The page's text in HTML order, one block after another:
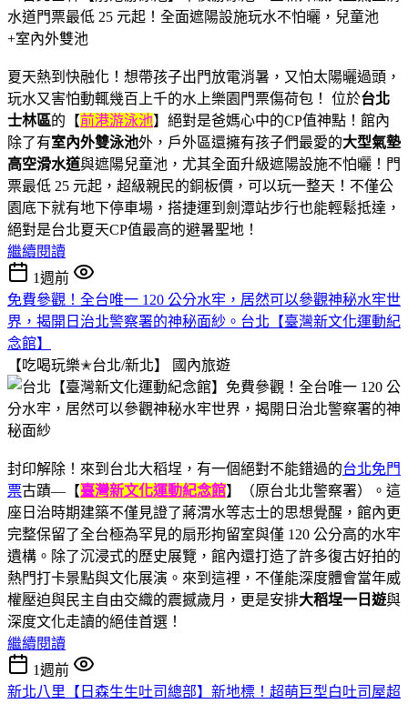
夏天熱到快融化！想帶孩子出門放電消暑，又怕太陽曬過頭，
玩水又害怕動輒幾百上千的水上樂園門票傷荷包！ 位於台北
士林區的【前港游泳池】絕對是爸媽心中的CP值神點！館內
除了有室內外雙泳池外，戶外區還擁有孩子們最愛的大型氣墊
高空滑水道與遮陽兒童池，尤其全面升級遮陽設施不怕曬！門
票最低 25 元起，超級親民的銅板價，可以玩一整天！不僅公
園底下就有地下停車場，搭捷運到劍潭站步行也能輕鬆抵達，
絕對是台北夏天CP值最高的避暑聖地！
繼續閱讀
1週前
免費參觀！全台唯一 120 公分水牢，居然可以參觀神秘水牢世
界，揭開日治北警察署的神秘面紗。台北【臺灣新文化運動紀
念館】
【吃喝玩樂✭台北/新北】
國內旅遊
封印解除！來到台北大稻埕，有一個絕對不能錯過的台北免門
票古蹟—【臺灣新文化運動紀念館】（原台北北警察署）。這
座日治時期建築不僅見證了蔣渭水等志士的思想覺醒，館內更
完整保留了全台極為罕見的扇形拘留室與僅 120 公分高的水牢
遺構。除了沉浸式的歷史展覽，館內還打造了許多復古好拍的
熱門打卡景點與文化展演。來到這裡，不僅能深度體會當年威
權壓迫與民主自由交織的震撼歲月，更是安排大稻埕一日遊與
深度文化走讀的絕佳首選！
繼續閱讀
1週前
新北八里【日森生生吐司總部】新地標！超萌巨型白吐司屋超